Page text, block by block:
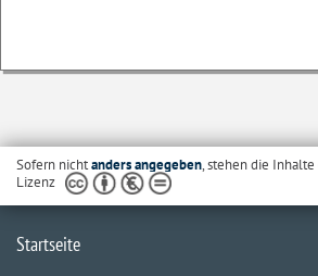
Sofern nichtanders angegeben, stehen die
Lizenz
Startseite